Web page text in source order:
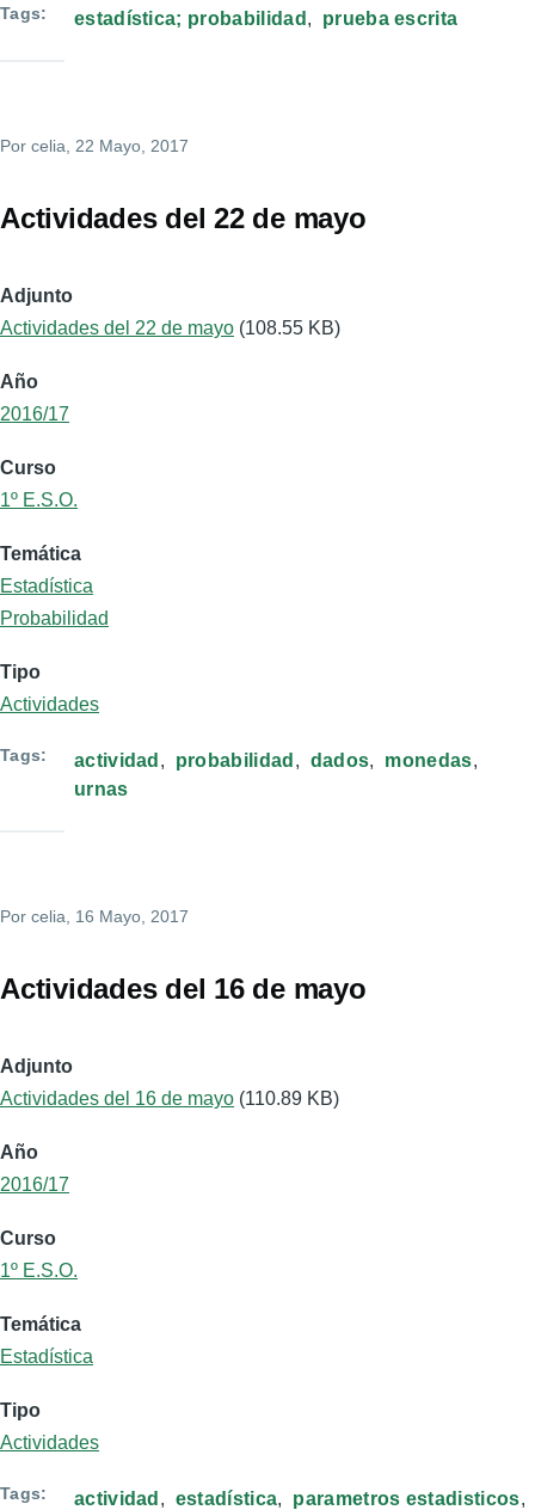
Tags estadística; probabilidad prueba escrita
Por celia , 22 Mayo, 2017
Actividades del 22 de mayo
Adjunto
Actividades del 22 de mayo (108.55 KB)
Año
2016/17
Curso
1º E.S.O.
Temática
Estadística
Probabilidad
Tipo
Actividades
Tags actividad probabilidad dados
monedas
urnas
Por celia , 16 Mayo, 2017
Actividades del 16 de mayo
Adjunto
Actividades del 16 de mayo (110.89 KB)
Año
2016/17
Curso
1º E.S.O.
Temática
Estadística
Tipo
Actividades
Tags actividad estadística
parametros estadisticos